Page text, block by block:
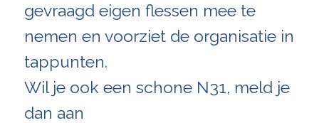
gevraagd eigen flessen mee te
nemen en voorziet de organisatie in
tappunten.
Wil je ook een schone N31, meld je
dan aan